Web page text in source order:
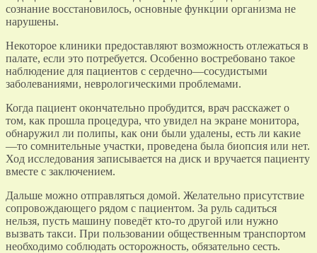
сознание восстановилось, основные функции организма не
нарушены.
Некоторое клиники предоставляют возможность отлежаться в
палате, если это потребуется. Особенно востребовано такое
наблюдение для пациентов с сердечно—сосудистыми
заболеваниями, неврологическими проблемами.
Когда пациент окончательно пробудится, врач расскажет о
том, как прошла процедура, что увидел на экране монитора,
обнаружил ли полипы, как они были удалены, есть ли какие
—то сомнительные участки, проведена была биопсия или нет.
Ход исследования записывается на диск и вручается пациенту
вместе с заключением.
Дальше можно отправляться домой. Желательно присутствие
сопровождающего рядом с пациентом. За руль садиться
нельзя, пусть машину поведёт кто-то другой или нужно
вызвать такси. При пользовании общественным транспортом
необходимо соблюдать осторожность, обязательно сесть.